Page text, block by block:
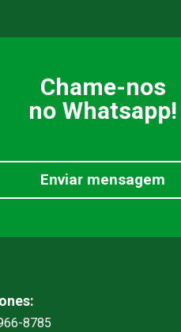
Chame-nos
no Whatsapp!
Enviar mensagem
8785